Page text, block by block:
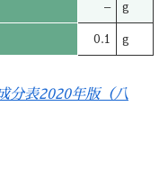
– g
0.1 g
分表2020年版（八